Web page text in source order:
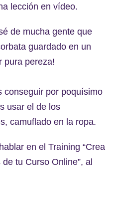
lección en vídeo.
de mucha gente que
guardado en un
pura pereza!
conseguir por poquísimo
usar el de los
camuflado en la ropa.
en el Training “Crea
tu Curso Online”, al